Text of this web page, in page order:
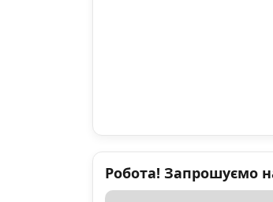
Робота! Запрошуємо